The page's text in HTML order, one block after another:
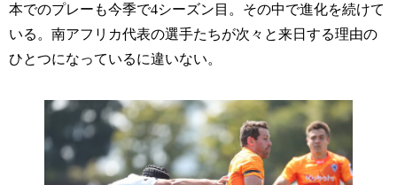
本でのプレーも今季で4シーズン目。その中で進化を続けて
いる。南アフリカ代表の選手たちが次々と来日する理由の
ひとつになっているに違いない。